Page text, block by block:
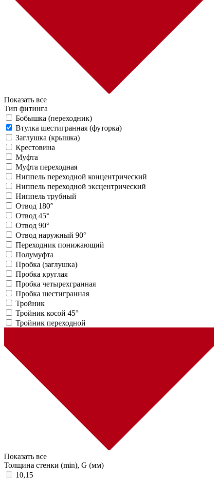
Показать все
Тип фитинга
Бобышка (переходник)
Втулка шестигранная (футорка)
Заглушка (крышка)
Крестовина
Муфта
Муфта переходная
Ниппель переходной концентрический
Ниппель переходной эксцентрический
Ниппель трубный
Отвод 180°
Отвод 45°
Отвод 90°
Отвод наружный 90°
Переходник понижающий
Полумуфта
Пробка (заглушка)
Пробка круглая
Пробка четырехгранная
Пробка шестигранная
Тройник
Тройник косой 45°
Тройник переходной
Показать все
Толщина стенки (min), G (мм)
10,15